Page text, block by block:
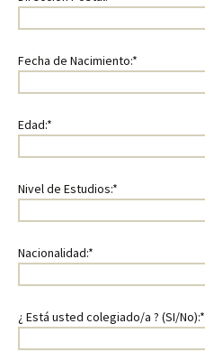
Fecha de Nacimiento:*
Edad:*
Nivel de Estudios:*
Nacionalidad:*
¿ Está usted colegiado/a ? (SI/No):*